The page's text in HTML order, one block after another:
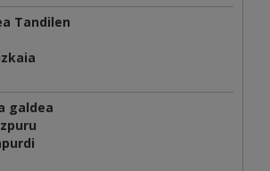
Tandilen
galdea